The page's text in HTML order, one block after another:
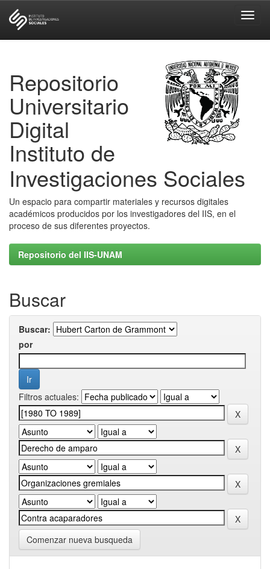
Repositorio
Universitario
Digital
Instituto de
Investigaciones Sociales
Un espacio para compartir materiales y recursos digitales
académicos producidos por los investigadores del IIS, en el
proceso de sus diferentes proyectos.
Repositorio del IIS-UNAM
Buscar
Buscar:
por
Filtros actuales:
Comenzar nueva busqueda